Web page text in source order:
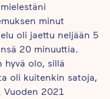
minut
oli jaettu neljään 5
20 minuuttia.
hyvä olo, sillä
oli kuitenkin satoja,
2021